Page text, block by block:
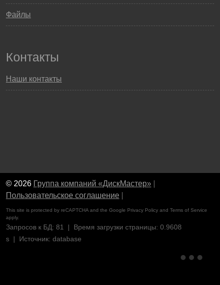
Файлы
Контакты
Наши контакты
© 2026 Группа компаний «ДискМастер»
Пользовательское соглашение
This site is protected by reCAPTCHA and the Google Privacy Policy and Terms of Service
apply.
Запросов к БД: 81 | Время загрузки страницы: 0.9608
s | Источник: database